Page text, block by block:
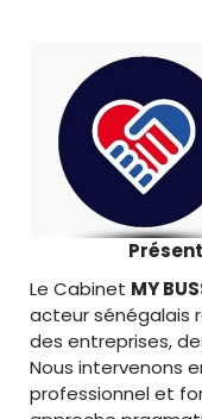
Le Cabinet MY
acteur sénégalais
des entreprises,
Nous intervenons
professionnel et